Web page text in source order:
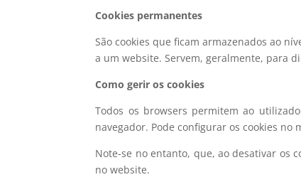
Cookies permanentes
São cookies que ficam armazenados ao
a um website. Servem, geralmente, para
Como gerir os cookies
Todos os browsers permitem ao
navegador. Pode configurar os cookies no
Note-se no entanto, que, ao desativar os
no website.